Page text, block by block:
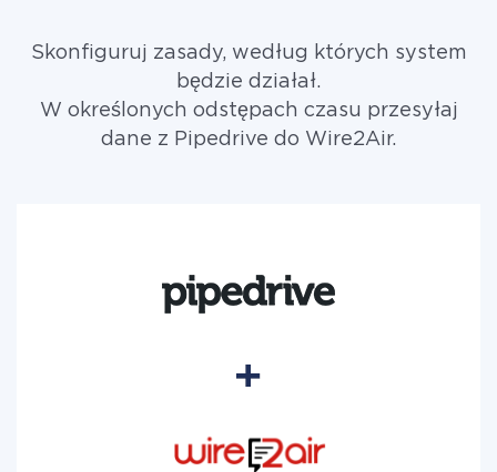
Skonfiguruj zasady, według których system
będzie działał.
W określonych odstępach czasu przesyłaj
dane z Pipedrive do Wire2Air.